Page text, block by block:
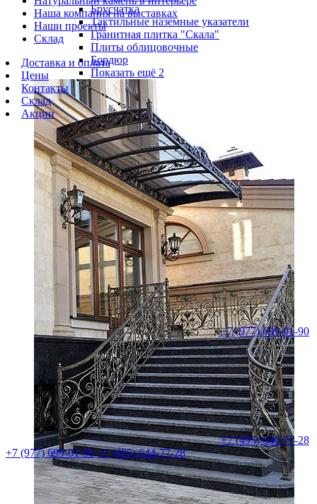
Брусчатка
Тактильные наземные указатели
Гранитная плитка "Скала"
Плиты облицовочные
Бордюр
Показать ещё 2
Наша компания на выставках
Наши проекты
Склад
Доставка и оплата
Цены
Контакты
Склад
Акции
+7 (977) 699-01-90
+7 (495) 644-77-28
+7 (977) 699-01-90 +7 (495) 644-77-28